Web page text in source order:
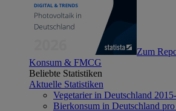
Zum
Konsum & FMCG
Beliebte Statistiken
Aktuelle Statistiken
Vegetarier in Deutschland
Bierkonsum in Deutschland